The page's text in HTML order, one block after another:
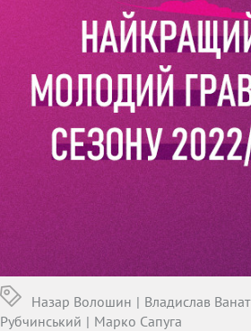
Назар Волошин Владислав Ванат
Рубчинський
Марко Сапуга